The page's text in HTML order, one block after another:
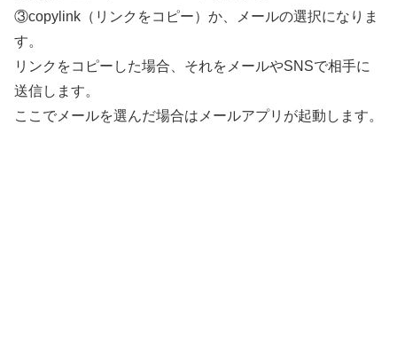
③copylink（リンクをコピー）か、メールの選択になりま
す。
リンクをコピーした場合、それをメールやSNSで相手に
送信します。
ここでメールを選んだ場合はメールアプリが起動します。